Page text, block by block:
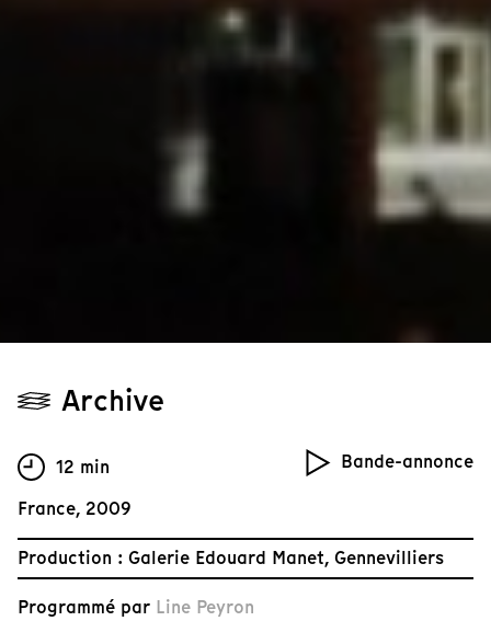
Archive
Bande-annonce
12 min
France, 2009
Production : Galerie Edouard Manet, Gennevilliers
Programmé par Line Peyron